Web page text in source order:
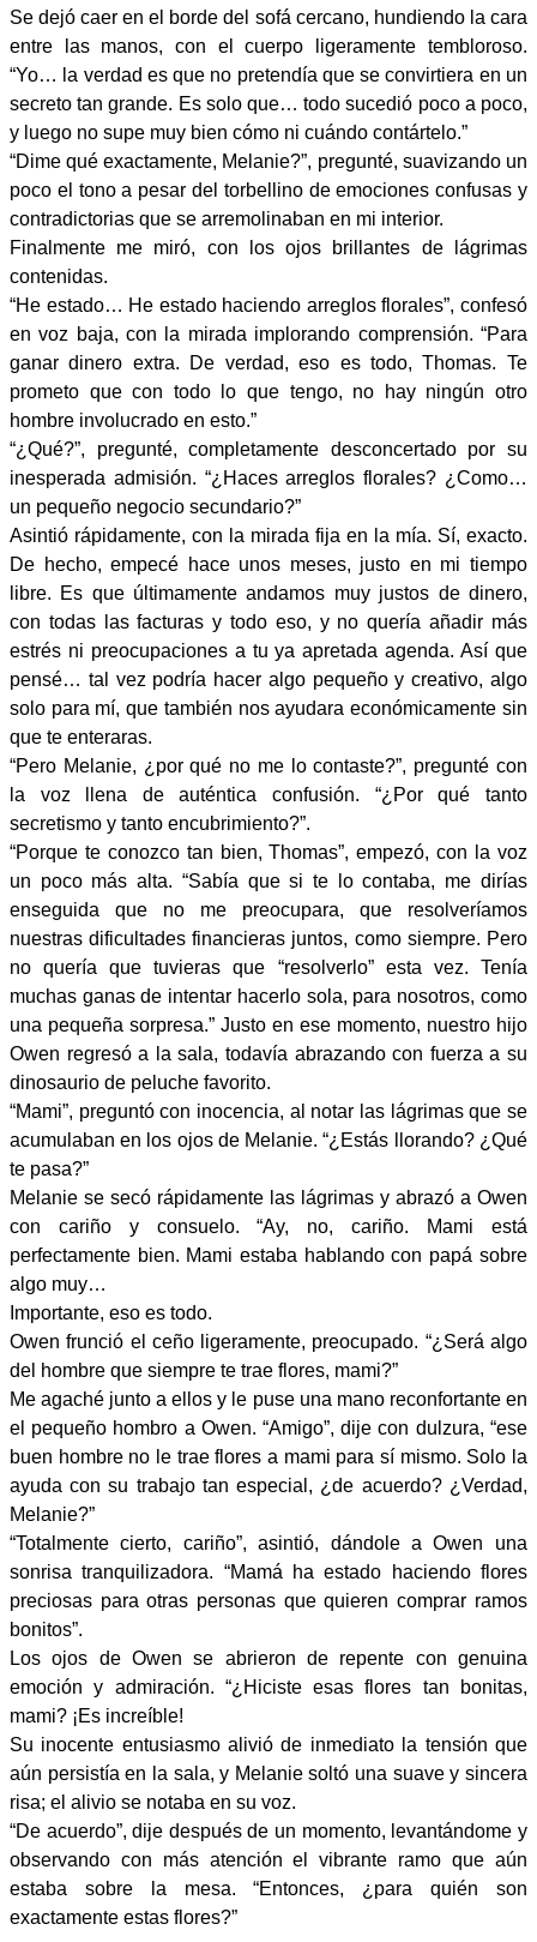
Se dejó caer en el borde del sofá cercano, hundiendo la cara
entre las manos, con el cuerpo ligeramente tembloroso.
“Yo… la verdad es que no pretendía que se convirtiera en un
secreto tan grande. Es solo que… todo sucedió poco a poco,
y luego no supe muy bien cómo ni cuándo contártelo.”
“Dime qué exactamente, Melanie?”, pregunté, suavizando un
poco el tono a pesar del torbellino de emociones confusas y
contradictorias que se arremolinaban en mi interior.
Finalmente me miró, con los ojos brillantes de lágrimas
contenidas.
“He estado… He estado haciendo arreglos florales”, confesó
en voz baja, con la mirada implorando comprensión. “Para
ganar dinero extra. De verdad, eso es todo, Thomas. Te
prometo que con todo lo que tengo, no hay ningún otro
hombre involucrado en esto.”
“¿Qué?”, ​​pregunté, completamente desconcertado por su
inesperada admisión. “¿Haces arreglos florales? ¿Como…
un pequeño negocio secundario?”
Asintió rápidamente, con la mirada fija en la mía. Sí, exacto.
De hecho, empecé hace unos meses, justo en mi tiempo
libre. Es que últimamente andamos muy justos de dinero,
con todas las facturas y todo eso, y no quería añadir más
estrés ni preocupaciones a tu ya apretada agenda. Así que
pensé… tal vez podría hacer algo pequeño y creativo, algo
solo para mí, que también nos ayudara económicamente sin
que te enteraras.
“Pero Melanie, ¿por qué no me lo contaste?”, pregunté con
la voz llena de auténtica confusión. “¿Por qué tanto
secretismo y tanto encubrimiento?”.
“Porque te conozco tan bien, Thomas”, empezó, con la voz
un poco más alta. “Sabía que si te lo contaba, me dirías
enseguida que no me preocupara, que resolveríamos
nuestras dificultades financieras juntos, como siempre. Pero
no quería que tuvieras que “resolverlo” esta vez. Tenía
muchas ganas de intentar hacerlo sola, para nosotros, como
una pequeña sorpresa.” Justo en ese momento, nuestro hijo
Owen regresó a la sala, todavía abrazando con fuerza a su
dinosaurio de peluche favorito.
“Mami”, preguntó con inocencia, al notar las lágrimas que se
acumulaban en los ojos de Melanie. “¿Estás llorando? ¿Qué
te pasa?”
Melanie se secó rápidamente las lágrimas y abrazó a Owen
con cariño y consuelo. “Ay, no, cariño. Mami está
perfectamente bien. Mami estaba hablando con papá sobre
algo muy…
Importante, eso es todo.
Owen frunció el ceño ligeramente, preocupado. “¿Será algo
del hombre que siempre te trae flores, mami?”
Me agaché junto a ellos y le puse una mano reconfortante en
el pequeño hombro a Owen. “Amigo”, dije con dulzura, “ese
buen hombre no le trae flores a mami para sí mismo. Solo la
ayuda con su trabajo tan especial, ¿de acuerdo? ¿Verdad,
Melanie?”
“Totalmente cierto, cariño”, asintió, dándole a Owen una
sonrisa tranquilizadora. “Mamá ha estado haciendo flores
preciosas para otras personas que quieren comprar ramos
bonitos”.
Los ojos de Owen se abrieron de repente con genuina
emoción y admiración. “¿Hiciste esas flores tan bonitas,
mami? ¡Es increíble!
Su inocente entusiasmo alivió de inmediato la tensión que
aún persistía en la sala, y Melanie soltó una suave y sincera
risa; el alivio se notaba en su voz.
“De acuerdo”, dije después de un momento, levantándome y
observando con más atención el vibrante ramo que aún
estaba sobre la mesa. “Entonces, ¿para quién son
exactamente estas flores?”